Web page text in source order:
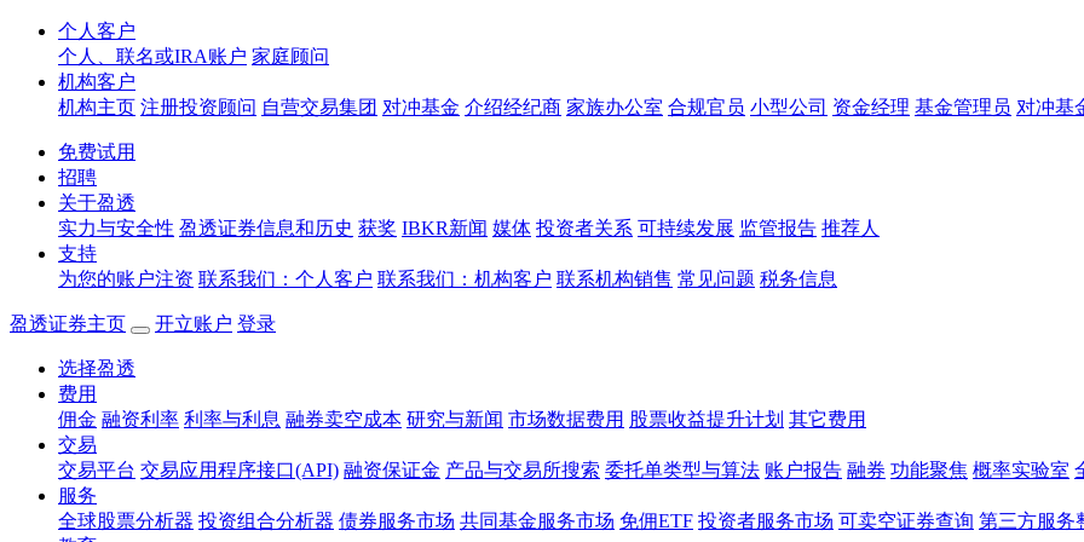
个人客户
个人、联名或IRA账户 家庭顾问
机构客户
机构主页 注册投资顾问 自营交易集团 对冲基金 介绍经纪商 家族办公室 合规官员 小型公司 资金经理 基金管理员 对冲基
免费试用
招聘
关于盈透
实力与安全性 盈透证券信息和历史 获奖 IBKR新闻 媒体 投资者关系 可持续发展 监管报告 推荐人
支持
为您的账户注资 联系我们：个人客户 联系我们：机构客户 联系机构销售 常见问题 税务信息
盈透证券主页 开立账户 登录
选择盈透
费用
佣金 融资利率 利率与利息 融券卖空成本 研究与新闻 市场数据费用 股票收益提升计划 其它费用
交易
交易平台 交易应用程序接口(API) 融资保证金 产品与交易所搜索 委托单类型与算法 账户报告 融券 功能聚焦 概率实验室
服务
全球股票分析器 投资组合分析器 债券服务市场 共同基金服务市场 免佣ETF 投资者服务市场 可卖空证券查询 第三方服务